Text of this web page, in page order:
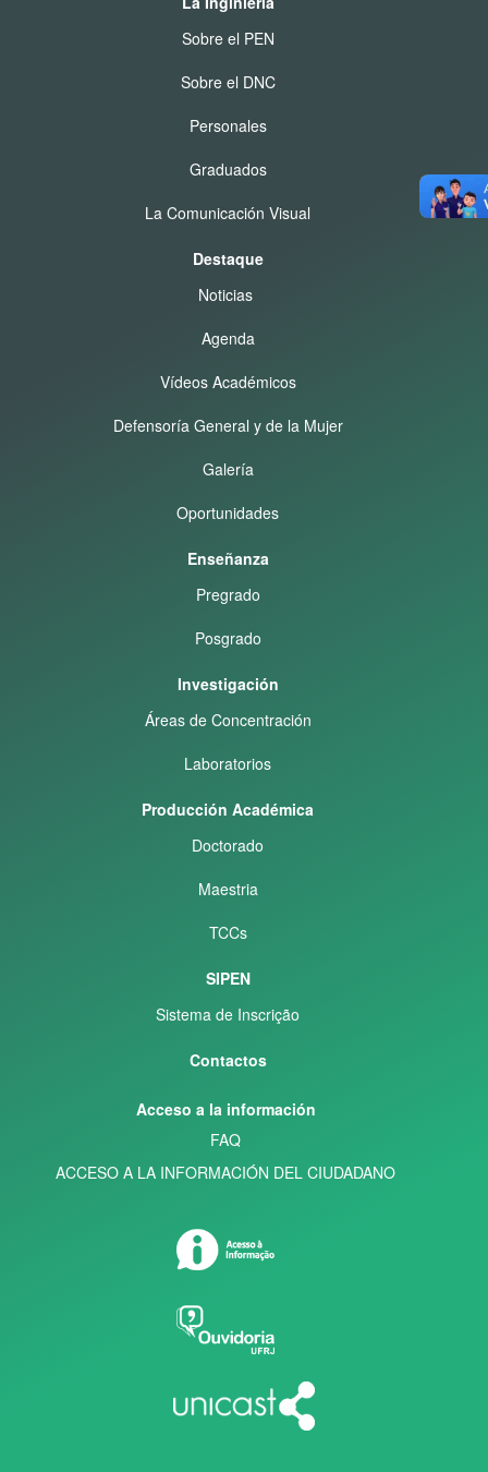
Sobre el PEN
Sobre el DNC
Personales
Graduados
La Comunicación Visual
Destaque
Noticias
Agenda
Vídeos Académicos
Defensoría General y de la Mujer
Galería
Oportunidades
Enseñanza
Pregrado
Posgrado
Investigación
Áreas de Concentración
Laboratorios
Producción Académica
Doctorado
Maestria
TCCs
SIPEN
Sistema de Inscrição
Contactos
Acceso a la información
FAQ
ACCESO A LA INFORMACIÓN DEL CIUDADANO